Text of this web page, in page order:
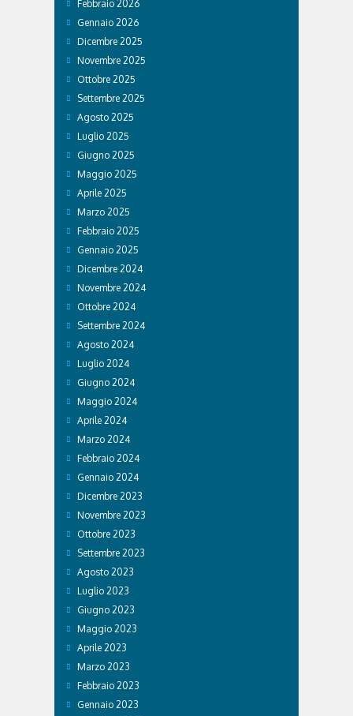
Febbraio 2026
Gennaio 2026
Dicembre 2025
Novembre 2025
Ottobre 2025
Settembre 2025
Agosto 2025
Luglio 2025
Giugno 2025
Maggio 2025
Aprile 2025
Marzo 2025
Febbraio 2025
Gennaio 2025
Dicembre 2024
Novembre 2024
Ottobre 2024
Settembre 2024
Agosto 2024
Luglio 2024
Giugno 2024
Maggio 2024
Aprile 2024
Marzo 2024
Febbraio 2024
Gennaio 2024
Dicembre 2023
Novembre 2023
Ottobre 2023
Settembre 2023
Agosto 2023
Luglio 2023
Giugno 2023
Maggio 2023
Aprile 2023
Marzo 2023
Febbraio 2023
Gennaio 2023